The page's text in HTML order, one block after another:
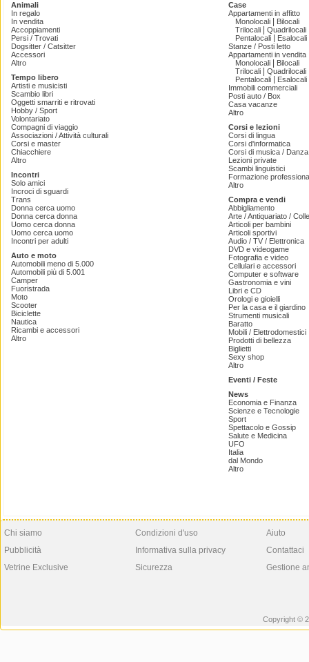
Animali
In regalo
In vendita
Accoppiamenti
Persi / Trovati
Dogsitter / Catsitter
Accessori
Altro
Tempo libero
Artisti e musicisti
Scambio libri
Oggetti smarriti e ritrovati
Hobby / Sport
Volontariato
Compagni di viaggio
Associazioni / Attività culturali
Corsi e master
Chiacchiere
Altro
Incontri
Solo amici
Incroci di sguardi
Trans
Donna cerca uomo
Donna cerca donna
Uomo cerca donna
Uomo cerca uomo
Incontri per adulti
Auto e moto
Automobili meno di 5.000
Automobili più di 5.001
Camper
Fuoristrada
Moto
Scooter
Biciclette
Nautica
Ricambi e accessori
Altro
Case
Appartamenti in affitto
Monolocali
Bilocali
Trilocali
Quadrilocali
Pentalocali
Esalocali
Stanze / Posti letto
Appartamenti in vendita
Monolocali
Bilocali
Trilocali
Quadrilocali
Pentalocali
Esalocali
Immobili commerciali
Posti auto / Box
Casa vacanze
Altro
Corsi e lezioni
Corsi di lingua
Corsi d'informatica
Corsi di musica /
Lezioni private
Scambi linguistici
Formazione
Altro
Compra e vendi
Abbigliamento
Arte / Antiquariato /
Articoli per bambini
Articoli sportivi
Audio / TV / Elettronica
DVD e videogame
Fotografia e video
Cellulari e accessori
Computer e software
Gastronomia e vini
Libri e CD
Orologi e gioielli
Per la casa e il giardino
Strumenti musicali
Baratto
Mobili / Elettrodomestici
Prodotti di bellezza
Biglietti
Sexy shop
Altro
Eventi / Feste
News
Economia e Finanza
Scienze e Tecnologie
Sport
Spettacolo e Gossip
Salute e Medicina
UFO
Italia
dal Mondo
Altro
Chi siamo
Pubblicità
Vetrine Exclusive
Condizioni d'uso
Informativa sulla privacy
Sicurezza
Aiuto
Contattaci
Gestione
Copyright ©